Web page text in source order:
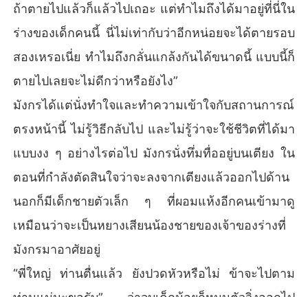
ถ้าตายไปแล้วก็แล้วไปเถอะ แต่ทำไมถึงได้มาอยู่ที่นี่ใน
ร่างของเด็กคนนี้ นี่ไม่เท่ากับว่าอีกหน่อยจะได้ตายรอบ
สองเหรอเนี่ย ทำไมถึงกลั่นแกล้งกันได้ขนาดนี้ แบบนี้ก็
ตายไปเลยจะไม่ดีกว่าหรือยังไง”
มังกรได้แต่นั่งทำใจและทำความเข้าใจกับสถานการณ์
ตรงหน้านี้ ไม่รู้วิธีกลับไป และไม่รู้ว่าจะใช้ชีวิตที่ได้มา
แบบงง ๆ อย่างไรต่อไป มังกรนั่งทึ่มทื่ออยู่บนเตียง ใน
ตอนที่กำลังตัดสินใจว่าจะลงจากเตียงแล้วออกไปด้าน
นอกก็มีเด็กชายตัวเล็ก ๆ ที่ผอมแห้งอีกคนเข้ามาดู
เหมือนว่าจะเป็นหยางเสียนน้องชายของเจ้าของร่างที่
มังกรมาอาศัยอยู่
“พี่ใหญ่ ท่านตื่นแล้ว ยังปวดหัวหรือไม่ ข้าจะไปตาม